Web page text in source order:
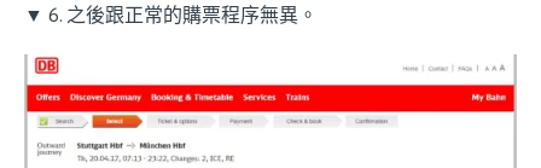
▼ 6. 之後跟正常的購票程序無異。